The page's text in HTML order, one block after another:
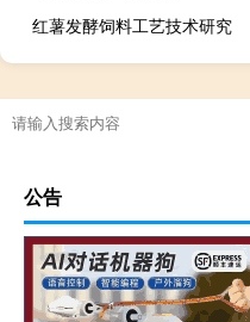
红薯发酵饲料工艺技术研究
公告